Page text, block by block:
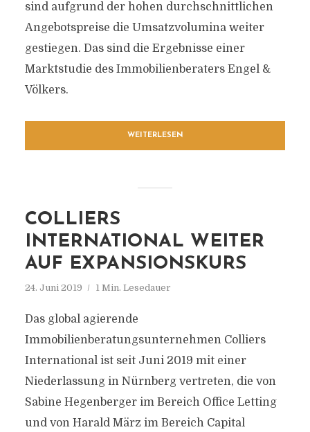
sind aufgrund der hohen durchschnittlichen
Angebotspreise die Umsatzvolumina weiter
gestiegen. Das sind die Ergebnisse einer
Marktstudie des Immobilienberaters Engel &
Völkers.
WEITERLESEN
COLLIERS
INTERNATIONAL WEITER
AUF EXPANSIONSKURS
24. Juni 2019 1 Min. Lesedauer
Das global agierende
Immobilienberatungsunternehmen Colliers
International ist seit Juni 2019 mit einer
Niederlassung in Nürnberg vertreten, die von
Sabine Hegenberger im Bereich Office Letting
und von Harald März im Bereich Capital